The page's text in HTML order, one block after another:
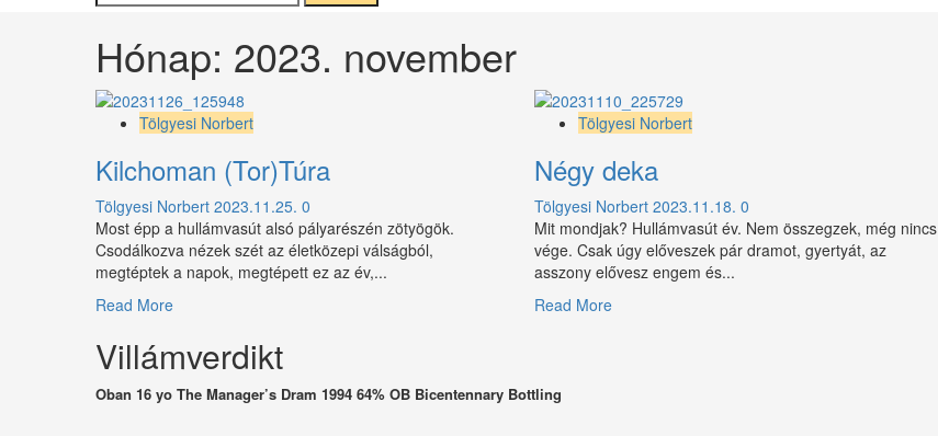
Hónap: 2023. november
Tölgyesi Norbert
Kilchoman (Tor)Túra
Tölgyesi Norbert 2023.11.25. 0
Most épp a hullámvasút alsó pályarészén zötyögök.
Csodálkozva nézek szét az életközepi válságból,
megtéptek a napok, megtépett ez az év,...
Read MoreRead
about
Kilchoman
(Tor)Túra
Tölgyesi Norbert
Négy deka
Tölgyesi Norbert 2023.11.18. 0
Mit mondjak? Hullámvasút év. Nem összegzek, még nincs
vége. Csak úgy előveszek pár dramot, gyertyát, az
asszony elővesz engem és...
Read MoreRead
Villámverdikt
Oban 16 yo The Manager’s Dram 1994 64% OB Bicentennary Bottling